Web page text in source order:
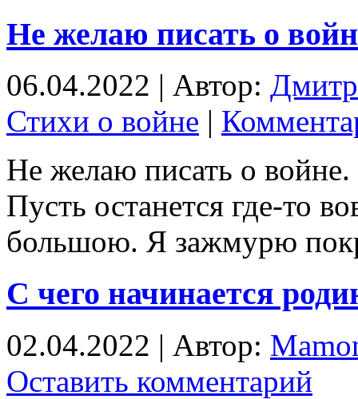
Не желаю писать о
06.04.2022 | Автор:
Стихи о войне |
Не желаю писать о
Пусть останется где-то
большою. Я зажмурю
С чего начинается
02.04.2022 | Автор:
Оставить комментарий